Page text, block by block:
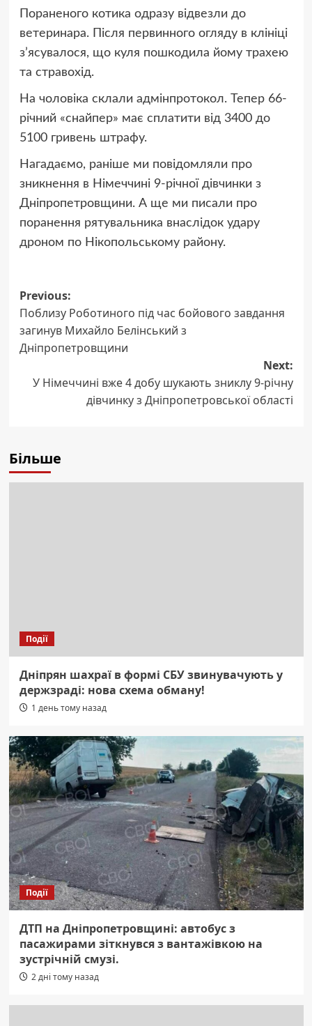
Пораненого котика одразу відвезли до
ветеринара. Після первинного огляду в клініці
з’ясувалося, що куля пошкодила йому трахею
та стравохід.
На чоловіка склали адмінпротокол. Тепер 66-
річний «снайпер» має сплатити від 3400 до
5100 гривень штрафу.
Нагадаємо, раніше ми повідомляли про
зникнення в Німеччині 9-річної дівчинки з
Дніпропетровщини. А ще ми писали про
поранення рятувальника внаслідок удару
дроном по Нікопольському району.
Post
navigation
Previous:
Поблизу Роботиного під час бойового завдання
загинув Михайло Белінський з
Дніпропетровщини
Next:
У Німеччині вже 4 добу шукають зниклу 9-річну
дівчинку з Дніпропетровської області
Більше
Події
Дніпрян шахраї в формі СБУ звинувачують у
держзраді: нова схема обману!
1 день тому назад
Події
ДТП на Дніпропетровщині: автобус з
пасажирами зіткнувся з вантажівкою на
зустрічній смузі.
2 дні тому назад